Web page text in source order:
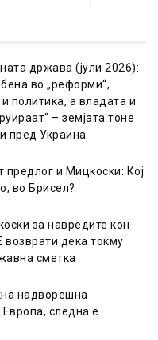
држава (јули 2026):
во „реформи“,
политика, а владата и
– земјата тоне
пред Украина
и Мицкоски: Кој
во Брисел?
за навредите кон
дека токму
сметка
надворешна
следна е